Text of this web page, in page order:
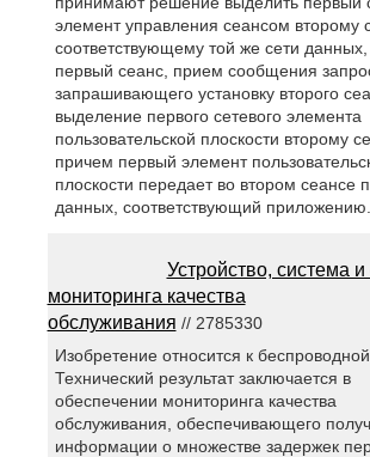
элемент управления сеансом второму
соответствующему той же сети данных,
первый сеанс, прием сообщения
запрашивающего установку второго
выделение первого сетевого элемента
пользовательской плоскости второму
причем первый элемент
плоскости передает во втором сеансе
данных, соответствующий приложению.
Устройство, система и
мониторинга качества
обслуживания // 2785330
Изобретение относится к беспроводной
Технический результат заключается в
обеспечении мониторинга качества
обслуживания, обеспечивающего
информации о множестве задержек